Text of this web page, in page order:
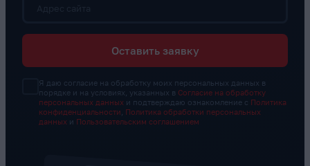
Оставить заявку
Я даю согласие на обработку моих персональных данных в
порядке и на условиях, указанных в Согласие на обработку
персональных данных и подтверждаю ознакомление с Политика
конфиденциальности
Политика обработки персональных
данных и Пользовательским соглашением